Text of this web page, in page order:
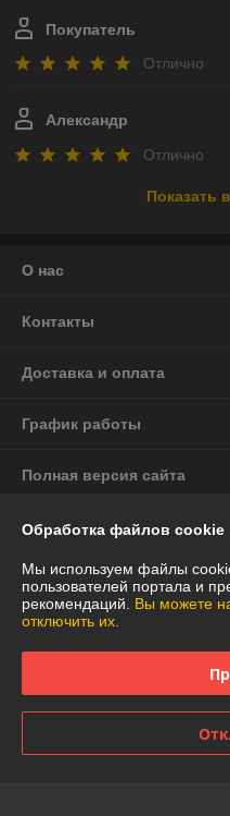
Покупатель
Отлично
Александр
Отлично
Показать
О нас
Контакты
Доставка и оплата
График работы
Полная версия сайта
Политика обработки
Сайт создан на
Информация для покупателя
Обработка файлов cookie
Мы используем файлы
пользователей портала и
рекомендаций. Вы можете
отключить их.